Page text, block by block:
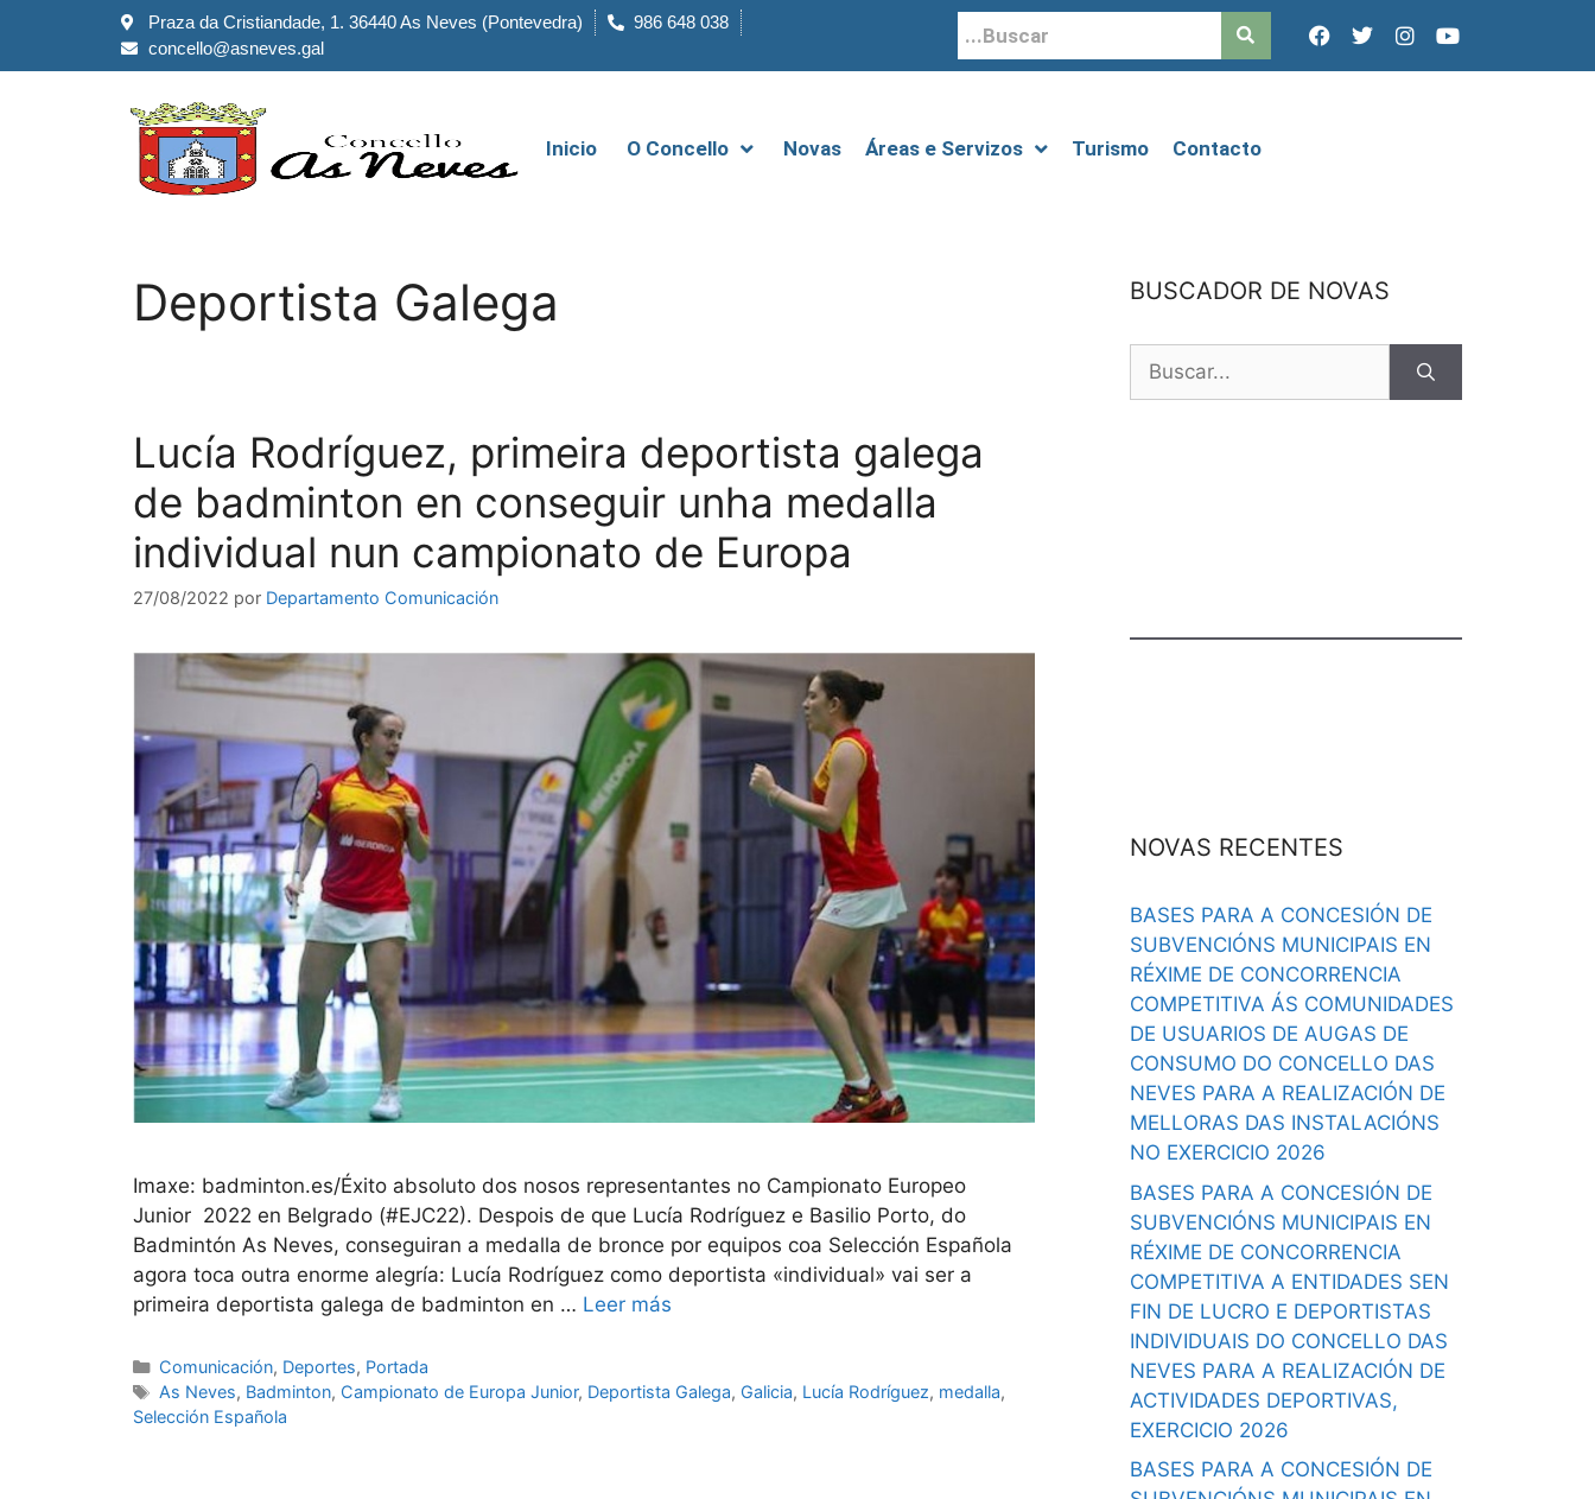
Praza da Cristiandade, 1. 36440 As Neves (Pontevedra)
986 648 038
concello@asneves.gal
Inicio O Concello Novas Áreas e Servizos Turismo Contacto
Deportista Galega
Lucía Rodríguez, primeira deportista galega
de badminton en conseguir unha medalla
individual nun campionato de Europa
27/08/2022 por Departamento Comunicación
Imaxe: badminton.es/Éxito absoluto dos nosos representantes no Campionato Europeo
Junior 2022 en Belgrado (#EJC22). Despois de que Lucía Rodríguez e Basilio Porto, do
Badmintón As Neves, conseguiran a medalla de bronce por equipos coa Selección Española
agora toca outra enorme alegría: Lucía Rodríguez como deportista «individual» vai ser a
primeira deportista galega de badminton en … Leer más
Comunicación, Deportes, Portada
As Neves, Badminton, Campionato de Europa Junior, Deportista Galega, Galicia, Lucía Rodríguez, medalla,
Selección Española
BUSCADOR DE NOVAS
NOVAS RECENTES
BASES PARA A CONCESIÓN DE
SUBVENCIÓNS MUNICIPAIS EN
RÉXIME DE CONCORRENCIA
COMPETITIVA ÁS COMUNIDADES
DE USUARIOS DE AUGAS DE
CONSUMO DO CONCELLO DAS
NEVES PARA A REALIZACIÓN DE
MELLORAS DAS INSTALACIÓNS
NO EXERCICIO 2026
BASES PARA A CONCESIÓN DE
SUBVENCIÓNS MUNICIPAIS EN
RÉXIME DE CONCORRENCIA
COMPETITIVA A ENTIDADES SEN
FIN DE LUCRO E DEPORTISTAS
INDIVIDUAIS DO CONCELLO DAS
NEVES PARA A REALIZACIÓN DE
ACTIVIDADES DEPORTIVAS,
EXERCICIO 2026
BASES PARA A CONCESIÓN DE